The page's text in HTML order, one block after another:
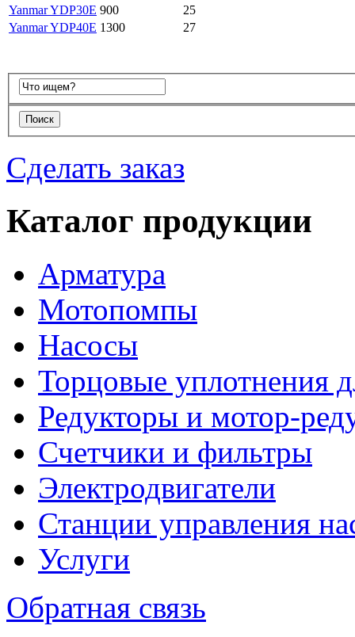
Yanmar YDP30E 900
25
Yanmar YDP40E 1300 27
Сделать заказ
Каталог продукции
Арматура
Мотопомпы
Насосы
Торцовые уплотнения
Редукторы и мотор-
Счетчики и фильтры
Электродвигатели
Станции управления
Услуги
Обратная связь